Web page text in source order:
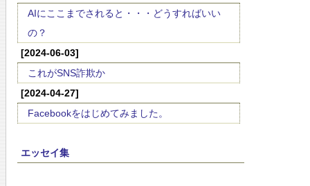
AIにここまでされると・・・どうすればいい
の？
[2024-06-03]
これがSNS詐欺か
[2024-04-27]
Facebookをはじめてみました。
エッセイ集